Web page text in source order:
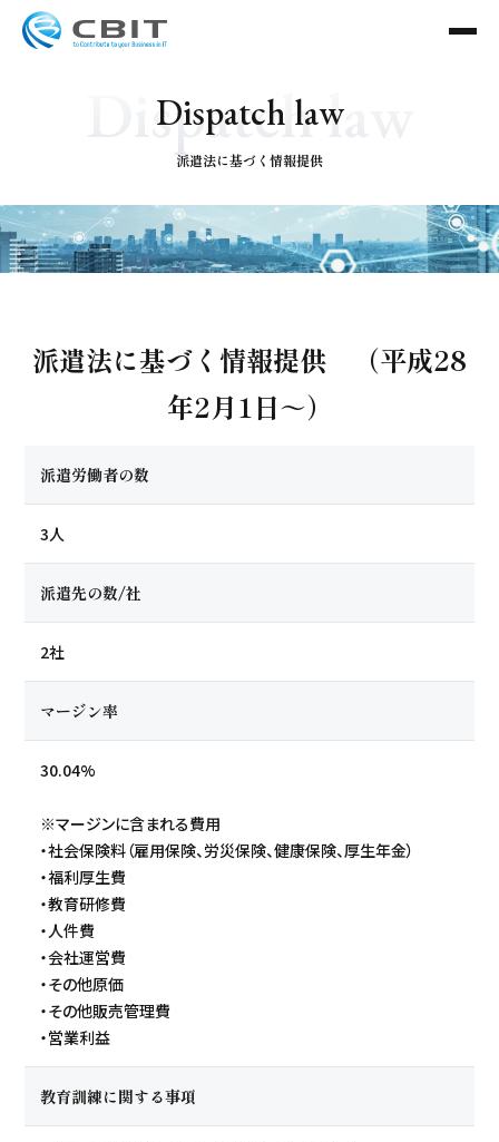
Dispatch law
派遣法に基づく情報提供
Dispatch law
派遣法に基づく情報提供 （平成28
年2月1日～）
派遣労働者の数
3人
派遣先の数/社
2社
マージン率
30.04%
※マージンに含まれる費用
・社会保険料（雇用保険、労災保険、健康保険、厚生年金）
・福利厚生費
・教育研修費
・人件費
・会社運営費
・その他原価
・その他販売管理費
・営業利益
教育訓練に関する事項